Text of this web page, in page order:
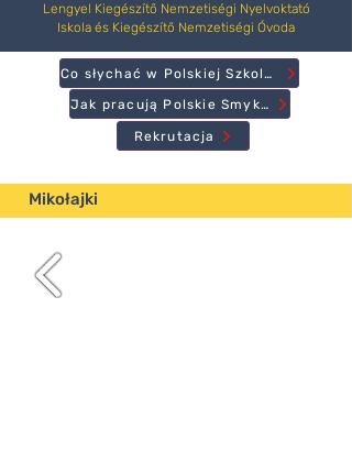
Lengyel Kiegészítő Nemzetiségi Nyelvoktató
Iskola és Kiegészítő Nemzetiségi Óvoda
Rekrutacja
Jak pracują Polskie Smyki?
Co słychać w Polskiej Szkole?
Mikołajki